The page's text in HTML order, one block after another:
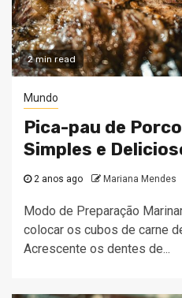
2 min read
Mundo
Pica-pau de
Simples e
2 anos ago Mariana Mendes
Modo de Preparação
colocar os cubos de carne
Acrescente os dentes de...